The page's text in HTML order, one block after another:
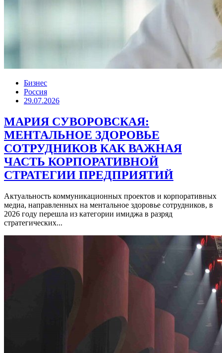
Бизнес
Россия
29.07.2026
МАРИЯ СУВОРОВСКАЯ:
МЕНТАЛЬНОЕ ЗДОРОВЬЕ
СОТРУДНИКОВ КАК ВАЖНАЯ
ЧАСТЬ КОРПОРАТИВНОЙ
СТРАТЕГИИ ПРЕДПРИЯТИЙ
Актуальность коммуникационных проектов и корпоративных
медиа, направленных на ментальное здоровье сотрудников, в
2026 году перешла из категории имиджа в разряд
стратегических...